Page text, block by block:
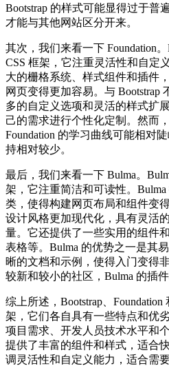
Bootstrap 的样式可能显得过于普
才能与其他网站区分开来。
其次，我们来看一下 Foundation
CSS 框架，它注重灵活性和自定
大的栅格系统、样式组件和插件
网页变得更加容易。与 Bootstrap
多的自定义选项和灵活的样式扩
己的需求进行个性化定制。然而
Foundation 的学习曲线可能相对
持相对较少。
最后，我们来看一下 Bulma。
架，它注重简洁和可读性。
类，使得构建网页布局和组件变
设计风格更加现代化，具有灵活
量。它还提供了一些实用的组件
表格等。Bulma 的优势之一是其
晰的文档和示例，使得入门变得
较新和较小的社区，Bulma 的插
综上所述，Bootstrap、
架，它们各自具有一些特点和优
项目需求、开发人员技术水平和
提供了丰富的组件和样式，适合
调灵活性和自定义能力，适合需